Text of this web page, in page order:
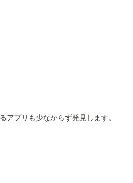
アプリも少なからず発見します。